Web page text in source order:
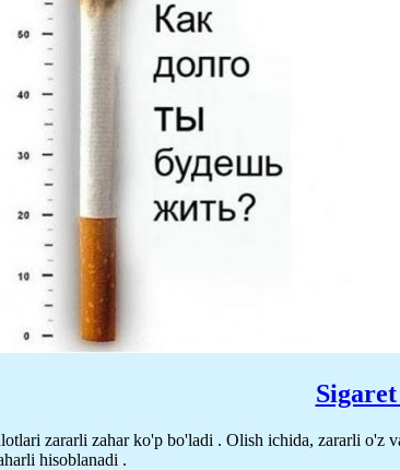
zararli zahar ko'p bo'ladi . Olish ichida, zararli
hisoblanadi .